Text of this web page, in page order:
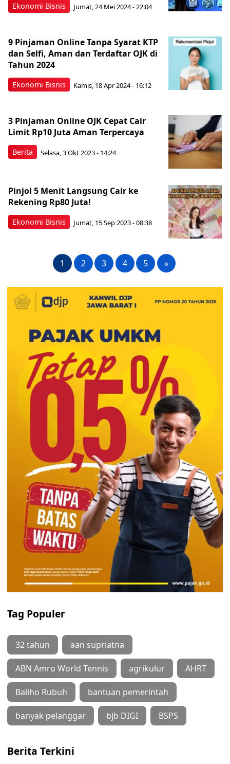
Ekonomi Bisnis Jumat, 24 Mei 2024 - 22:04
Ekonomi Bisnis
9 Pinjaman Online Tanpa Syarat KTP
dan Selfi, Aman dan Terdaftar OJK di
Tahun 2024
Kamis, 18 Apr 2024 - 16:12
Berita
3 Pinjaman Online OJK Cepat Cair
Limit Rp10 Juta Aman Terpercaya
Selasa, 3 Okt 2023 - 14:24
Ekonomi Bisnis
Pinjol 5 Menit Langsung Cair ke
Rekening Rp80 Juta!
Jumat, 15 Sep 2023 - 08:38
1 2 3 4 5 »
Tag Populer
32 tahun aan supriatna
ABN Amro World Tennis agrikulur AHRT
Baliho Rubuh bantuan pemerintah
banyak pelanggar bjb DIGI BSPS
Berita Terkini